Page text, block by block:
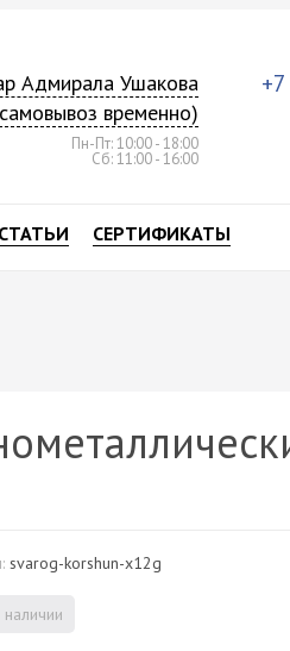
Адмирала Ушакова
временно)
Пн-Пт: 10:00 - 18:00
Сб: 11:00 - 16:00
СТАТЬИ СЕРТИФИКАТЫ
svarog-korshun-x12g